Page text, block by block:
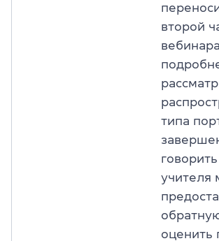
второй
типа
учителя
оценить